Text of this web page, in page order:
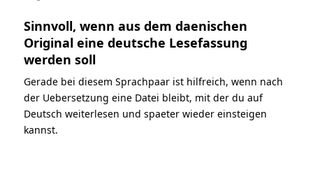
Sinnvoll, wenn aus dem daenischen
Original eine deutsche Lesefassung
werden soll
Gerade bei diesem Sprachpaar ist hilfreich, wenn nach
der Uebersetzung eine Datei bleibt, mit der du auf
Deutsch weiterlesen und spaeter wieder einsteigen
kannst.